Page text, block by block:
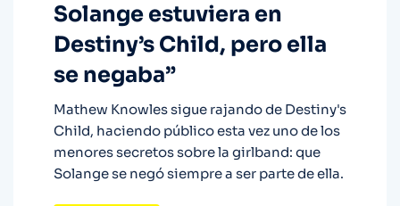
Solange estuviera en
Destiny’s Child, pero ella
se negaba”
Mathew Knowles sigue rajando de Destiny's
Child, haciendo público esta vez uno de los
menores secretos sobre la girlband: que
Solange se negó siempre a ser parte de ella.